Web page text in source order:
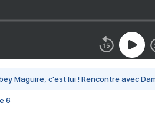
Maguire, c'est lui ! Rencontre avec
6